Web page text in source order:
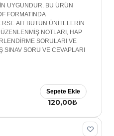
UYGUNDUR. BU ÜRÜN
FORMATINDA
AİT BÜTÜN ÜNİTELERİN
NOTLARI, HAP
SORULARI VE
SORU VE CEVAPLARI
120,00₺
Sepete Ekle